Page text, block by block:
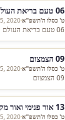
06 טעם בריאת העולם ולמה נברא בזמן שנברא
ט' כסלו ה'תשפ"א·
2020
06 טעם בריאת העולם ולמה נברא בזמן שנברא
09 הצמצום
ט' כסלו ה'תשפ"א·
2020
09 הצמצום
13 אור פנימי ואור מקיף
ט' כסלו ה'תשפ"א·
2020